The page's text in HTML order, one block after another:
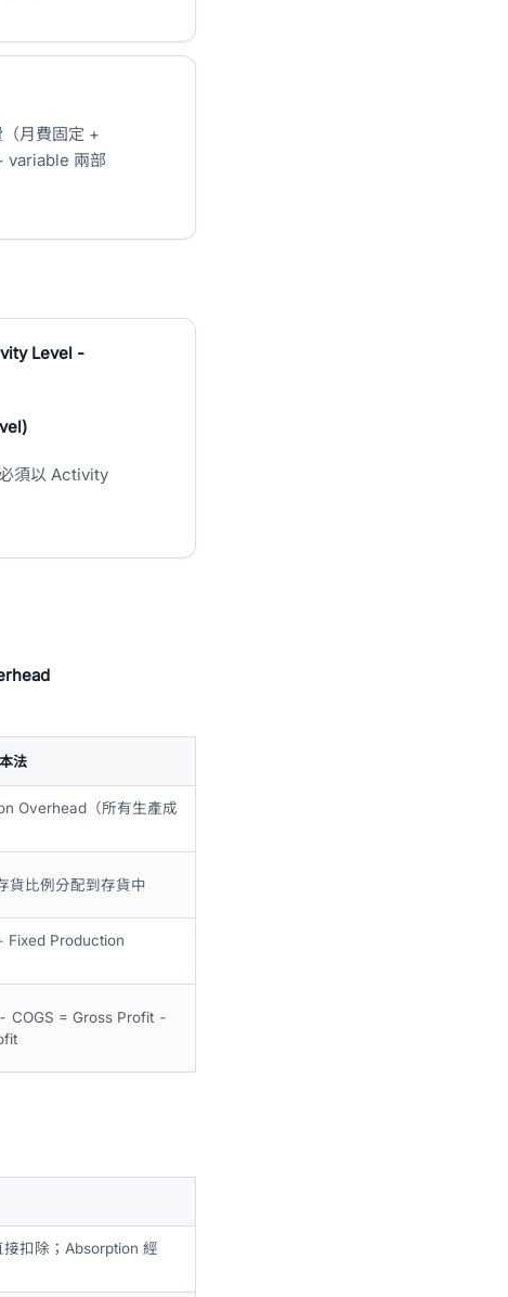
月費固定 +
variable 兩部
Level -
須以 Activity
法
Overhead（所有生產成
比例分配到存貨中
Production
COGS = Gross Profit -
扣除；Absorption 經